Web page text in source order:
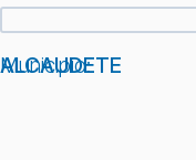
Municipio:
ALCAUDETE